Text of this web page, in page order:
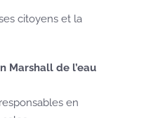
citoyens et la
Marshall de l’eau
en